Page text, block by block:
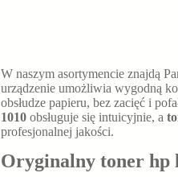
W naszym asortymencie znajdą
urządzenie umożliwia wygodną
obsłudze papieru, bez zacięć i
1010 obsługuje się intuicyjnie, a
profesjonalnej jakości.
Oryginalny toner hp